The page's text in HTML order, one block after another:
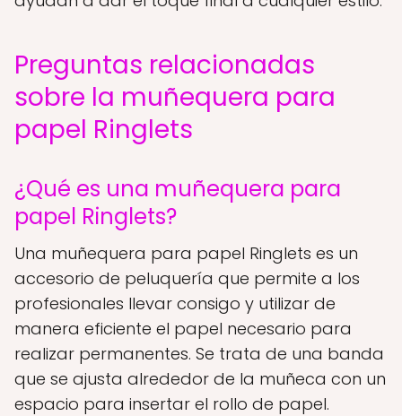
Preguntas relacionadas
sobre la muñequera para
papel Ringlets
¿Qué es una muñequera para
papel Ringlets?
Una muñequera para papel Ringlets es un
accesorio de peluquería que permite a los
profesionales llevar consigo y utilizar de
manera eficiente el papel necesario para
realizar permanentes. Se trata de una banda
que se ajusta alrededor de la muñeca con un
espacio para insertar el rollo de papel.